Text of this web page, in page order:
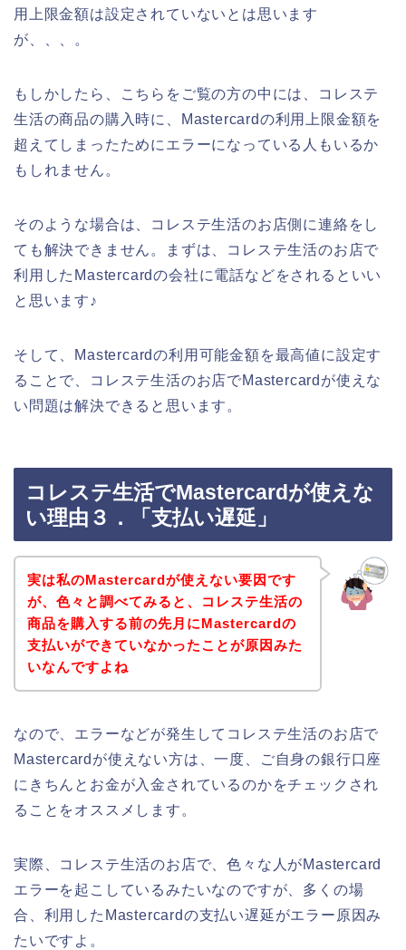
用上限金額は設定されていないとは思います
が、、、。
もしかしたら、こちらをご覧の方の中には、コレステ
生活の商品の購入時に、Mastercardの利用上限金額を
超えてしまったためにエラーになっている人もいるか
もしれません。
そのような場合は、コレステ生活のお店側に連絡をし
ても解決できません。まずは、コレステ生活のお店で
利用したMastercardの会社に電話などをされるといい
と思います♪
そして、Mastercardの利用可能金額を最高値に設定す
ることで、コレステ生活のお店でMastercardが使えな
い問題は解決できると思います。
コレステ生活でMastercardが使えな
い理由３．「支払い遅延」
実は私のMastercardが使えない要因です
が、色々と調べてみると、コレステ生活の
商品を購入する前の先月にMastercardの
支払いができていなかったことが原因みた
いなんですよね
なので、エラーなどが発生してコレステ生活のお店で
Mastercardが使えない方は、一度、ご自身の銀行口座
にきちんとお金が入金されているのかをチェックされ
ることをオススメします。
実際、コレステ生活のお店で、色々な人がMastercard
エラーを起こしているみたいなのですが、多くの場
合、利用したMastercardの支払い遅延がエラー原因み
たいですよ。